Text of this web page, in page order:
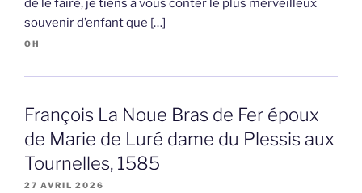
de le faire, je tiens à vous conter le plus merveilleux
souvenir d’enfant que […]
OH
François La Noue Bras de Fer époux
de Marie de Luré dame du Plessis aux
Tournelles, 1585
27 AVRIL 2026